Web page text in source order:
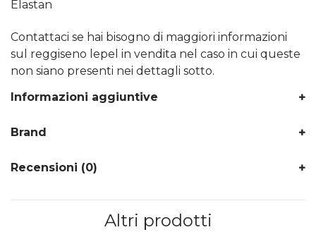
Elastan
Contattaci se hai bisogno di maggiori informazioni
sul reggiseno lepel in vendita nel caso in cui queste
non siano presenti nei dettagli sotto.
Informazioni aggiuntive
Brand
Recensioni (0)
Altri prodotti